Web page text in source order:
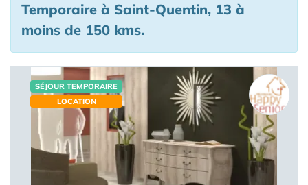
Temporaire à Saint-Quentin, 13 à
moins de 150 kms.
SÉJOUR TEMPORAIRE
LOCATION